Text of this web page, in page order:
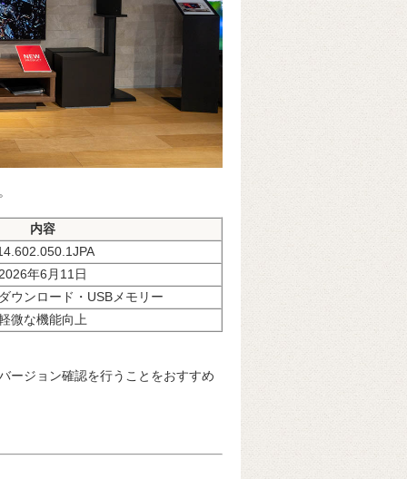
内容
年6月11日
ウンロード・USBメモリー
微な機能向上
ージョン確認を行うことをおすすめ